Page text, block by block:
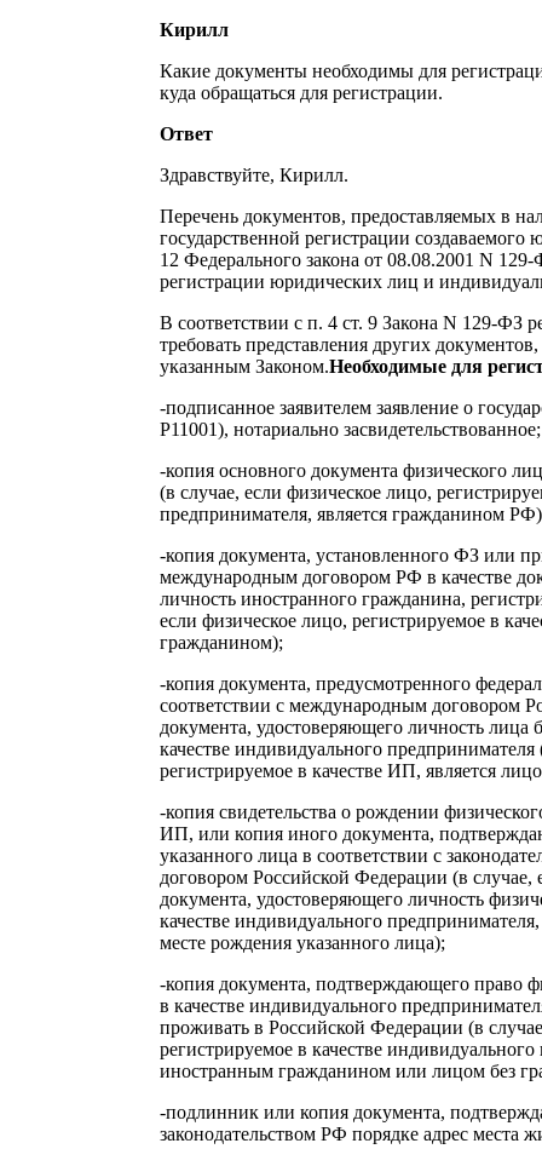
Кирилл
Какие документы необходимы для
куда обращаться для регистрации.
Ответ
Здравствуйте, Кирилл.
Перечень документов, предоставляемых в
государственной регистрации создаваемого
12 Федерального закона от 08.08.2001 N
регистрации юридических лиц и
В соответствии с п. 4 ст. 9 Закона N 129-ФЗ
требовать представления других
указанным Законом.Необходимые для
-подписанное заявителем заявление о
Р11001), нотариально засвидетельствованное;
-копия основного документа физического
(в случае, если физическое лицо,
предпринимателя, является гражданином
-копия документа, установленного ФЗ или
международным договором РФ в качестве
личность иностранного гражданина,
если физическое лицо, регистрируемое в
гражданином);
-копия документа, предусмотренного
соответствии с международным договором
документа, удостоверяющего личность лица
качестве индивидуального
регистрируемое в качестве ИП, является
-копия свидетельства о рождении
ИП, или копия иного документа,
указанного лица в соответствии с
договором Российской Федерации (в случае,
документа, удостоверяющего личность
качестве индивидуального
месте рождения указанного лица);
-копия документа, подтверждающего право
в качестве индивидуального
проживать в Российской Федерации (в
регистрируемое в качестве
иностранным гражданином или лицом без
-подлинник или копия документа,
законодательством РФ порядке адрес места